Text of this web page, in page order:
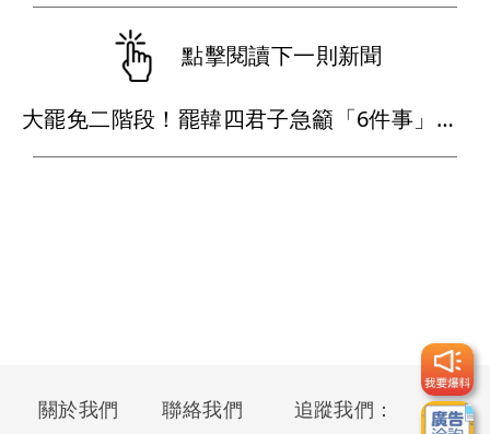
點擊閱讀下一則新聞
大罷免二階段！罷韓四君子急籲「6件事」 只簽一階不行
關於我們 聯絡我們 追蹤我們：